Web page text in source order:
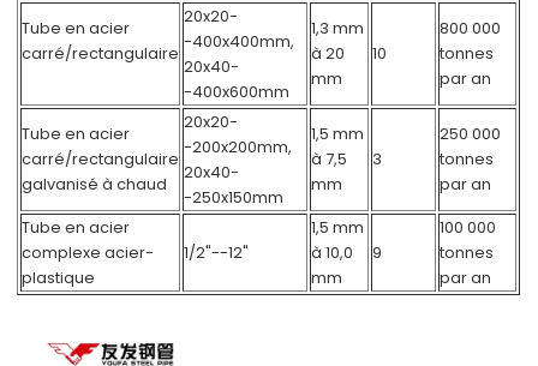
Tube en acier
carré/rectangulaire
20x20-
-400x400mm,
20x40-
-400x600mm
1,3 mm
à 20
mm
10
800 000
tonnes
par an
Tube en acier
carré/rectangulaire
galvanisé à chaud
20x20-
-200x200mm,
20x40-
-250x150mm
1,5 mm
à 7,5
mm
3
250 000
tonnes
par an
Tube en acier
complexe acier-
plastique
1/2"--12"
1,5 mm
à 10,0
mm
9
100 000
tonnes
par an